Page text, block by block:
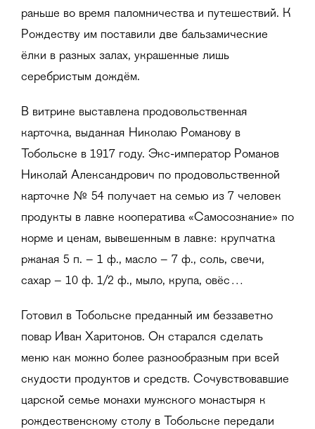
раньше во время паломничества и путешествий. К
Рождеству им поставили две бальзамические
ёлки в разных залах, украшенные лишь
серебристым дождём.
В витрине выставлена продовольственная
карточка, выданная Николаю Романову в
Тобольске в 1917 году. Экс-император Романов
Николай Александрович по продовольственной
карточке № 54 получает на семью из 7 человек
продукты в лавке кооператива «Самосознание» по
норме и ценам, вывешенным в лавке: крупчатка
ржаная 5 п. – 1 ф., масло – 7 ф., соль, свечи,
сахар – 10 ф. 1/2 ф., мыло, крупа, овёс…
Готовил в Тобольске преданный им беззаветно
повар Иван Харитонов. Он старался сделать
меню как можно более разнообразным при всей
скудости продуктов и средств. Сочувствовавшие
царской семье монахи мужского монастыря к
рождественскому столу в Тобольске передали